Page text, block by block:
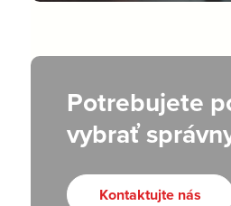
Potrebujete
vybrať
Kontaktujte nás